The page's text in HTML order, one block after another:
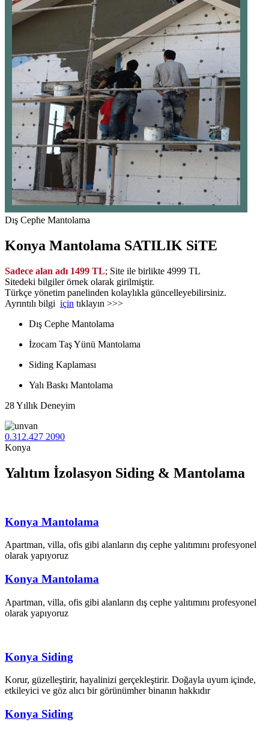
Dış Cephe Mantolama
Konya Mantolama SATILIK SiTE
Sadece alan adı 1499 TL; Site ile birlikte 4999 TL
Sitedeki bilgiler örnek olarak girilmiştir.
Türkçe yönetim panelinden kolaylıkla güncelleyebilirsiniz.
Ayrıntılı bilgi için tıklayın >>>
Dış Cephe Mantolama
İzocam Taş Yünü Mantolama
Siding Kaplaması
Yalı Baskı Mantolama
28 Yıllık Deneyim
0.312.427 2090
Konya
Yalıtım İzolasyon Siding & Mantolama
Konya Mantolama
Apartman, villa, ofis gibi alanların dış cephe yalıtımını profesyonel
olarak yapıyoruz
Konya Mantolama
Apartman, villa, ofis gibi alanların dış cephe yalıtımını profesyonel
olarak yapıyoruz
Konya Siding
Korur, güzelleştirir, hayalinizi gerçekleştirir. Doğayla uyum içinde,
etkileyici ve göz alıcı bir görünümher binanın hakkıdır
Konya Siding